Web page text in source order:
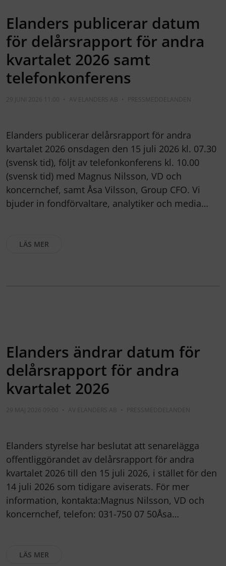
Elanders publicerar datum
för delårsrapport för andra
kvartalet 2026 samt
telefonkonferens
29 JUNI 2026 11:00 • AV ELANDERS AB •
Elanders publicerar delårsrapport för andra
kvartalet 2026 onsdagen den 15 juli 2026 kl. 07.30
(svensk tid), följt av telefonkonferens kl. 10.00
(svensk tid) med Magnus Nilsson, VD och
koncernchef, samt Åsa Vilsson, Group CFO. Vi
bjuder in fondförvaltare, analytiker och media…
LÄS MER
Elanders ändrar datum för
delårsrapport för andra
kvartalet 2026
29 MAJ 2026 09:00 • AV ELANDERS AB •
Elanders styrelse har beslutat att senarelägga
offentliggörandet av delårsrapport för andra
kvartalet 2026 till den 15 juli 2026, i stället för den
14 juli 2026 som tidigare aviserats. För mer
information, kontakta:Magnus Nilsson, VD och
koncernchef, telefon: 031-750 07 50Åsa…
LÄS MER